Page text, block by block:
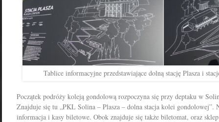
Tablice informacyjne przedstawiające dolną stację Plasza i
Początek podróży koleją gondolową rozpoczyna się przy deptaku w
Znajduje się tu „PKL Solina – Plasza – dolna stacja kolei gondolowej”.
informacja i kasy biletowe. Obok znajduje się także biletomat, oraz